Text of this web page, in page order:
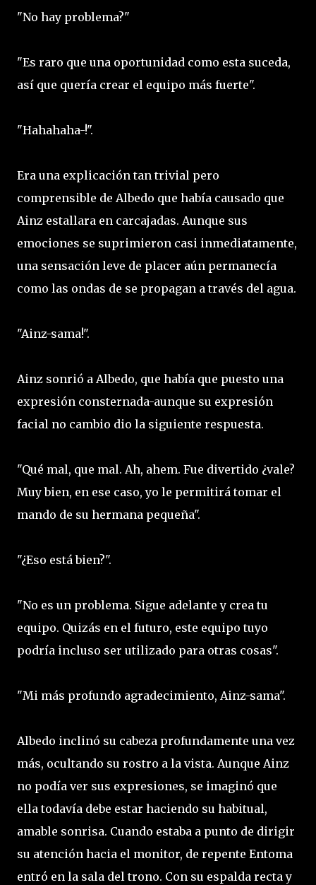
"No hay problema?"
"Es raro que una oportunidad como esta suceda,
así que quería crear el equipo más fuerte".
"Hahahaha-!".
Era una explicación tan trivial pero
comprensible de Albedo que había causado que
Ainz estallara en carcajadas. Aunque sus
emociones se suprimieron casi inmediatamente,
una sensación leve de placer aún permanecía
como las ondas de se propagan a través del agua.
"Ainz-sama!".
Ainz sonrió a Albedo, que había que puesto una
expresión consternada-aunque su expresión
facial no cambio dio la siguiente respuesta.
"Qué mal, que mal. Ah, ahem. Fue divertido ¿vale?
Muy bien, en ese caso, yo le permitirá tomar el
mando de su hermana pequeña".
"¿Eso está bien?".
"No es un problema. Sigue adelante y crea tu
equipo. Quizás en el futuro, este equipo tuyo
podría incluso ser utilizado para otras cosas".
"Mi más profundo agradecimiento, Ainz-sama".
Albedo inclinó su cabeza profundamente una vez
más, ocultando su rostro a la vista. Aunque Ainz
no podía ver sus expresiones, se imaginó que
ella todavía debe estar haciendo su habitual,
amable sonrisa. Cuando estaba a punto de dirigir
su atención hacia el monitor, de repente Entoma
entró en la sala del trono. Con su espalda recta y